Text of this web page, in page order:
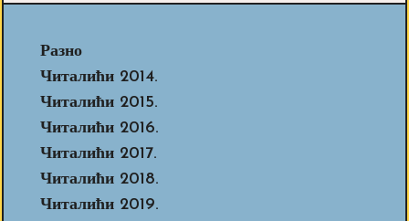
Разно
Читалићи 2014.
Читалићи 2015.
Читалићи 2016.
Читалићи 2017.
Читалићи 2018.
Читалићи 2019.